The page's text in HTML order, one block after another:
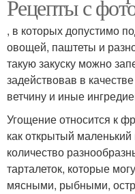
Рецепты с
, в которых допустимо
овощей, паштеты и
такую закуску можно
задействовав в
ветчину и иные
Угощение относится к
как открытый
количество
тарталеток, которые
мясными, рыбными,